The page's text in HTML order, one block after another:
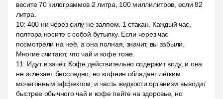
весите 70 килограммов 2 литра, 100 миллилитров, если 82
литра.
10: 400 ни через силу не залпом. 1 стакан. Каждый час,
полтора носите с собой бутылку. Если через час
посмотрели на неё, а она полная, значит, вы забыли.
Многие считают, что чай и кофе тоже.
11: Идут в зачёт. Кофе действительно содержит воду, и она
не исчезает бесследно, но кофеин обладает лёгким
мочегонным эффектом, и часть жидкости организм выводит
быстрее обычного чай и кофе пейте на здоровье, но